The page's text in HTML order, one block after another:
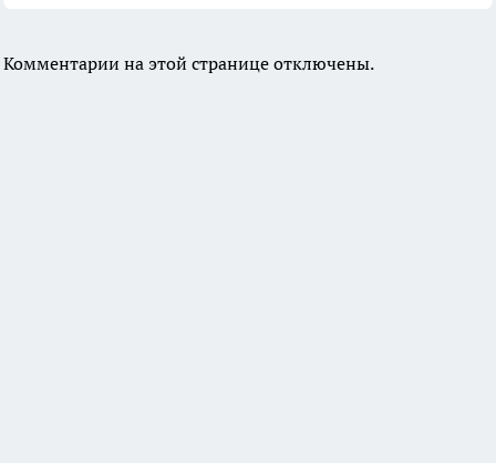
Комментарии на этой странице отключены.